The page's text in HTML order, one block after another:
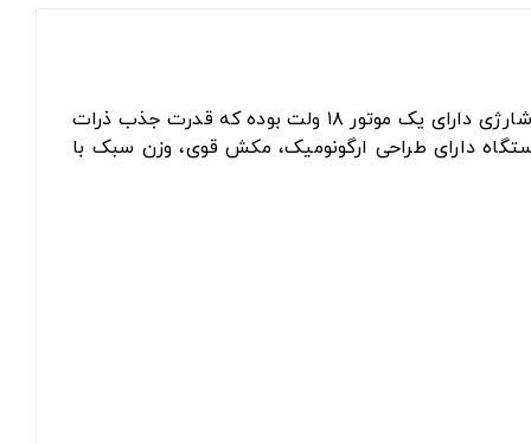
برقی و شارژی برند کارشر - Karcher کشور آلمان است. این جارو شارژی دارای یک موتور ۱۸ ولت بوده که قدرت جذب ذرات
دارای طراحی ارگونومیک، مکش قوی، وزن سبک با